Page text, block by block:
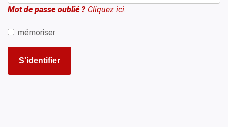
Mot de passe oublié ? Cliquez ici.
mémoriser
S'identifier